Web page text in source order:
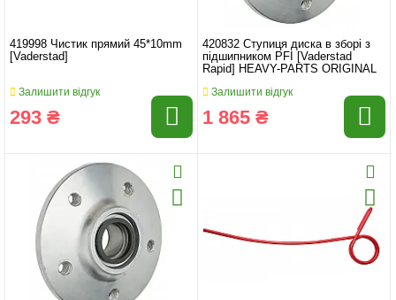
419998 Чистик прямий 45*10mm
[Vaderstad]
Залишити відгук
293 ₴
420832 Ступиця диска в зборі з
підшипником PFI [Vaderstad
Rapid] HEAVY-PARTS ORIGINAL
Залишити відгук
1 865 ₴